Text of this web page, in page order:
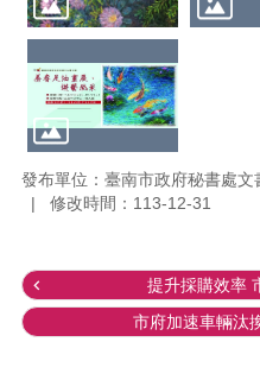
發布單位：臺南市政府秘書處文
修改時間：113-12-31
提升採購效率
市府加速車輛汰